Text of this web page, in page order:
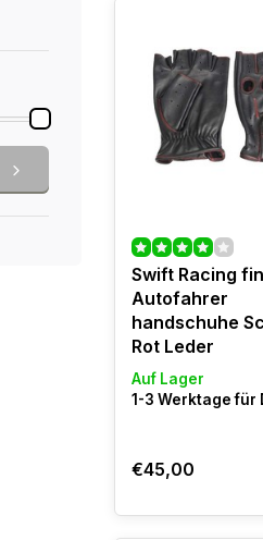
Swift Racing
Autofahrer
handschuhe
Rot Leder
Auf Lager
1-3 Werktage für
€45,00